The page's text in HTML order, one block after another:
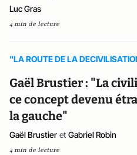
Luc Gras
4 min de lecture
"LA ROUTE DE LA
Gaël Brustier : "La
ce concept devenu
la gauche"
Gaël Brustier et Gabriel Robin
4 min de lecture